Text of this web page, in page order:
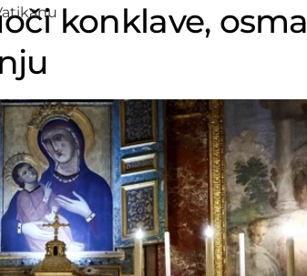
konklave, osma